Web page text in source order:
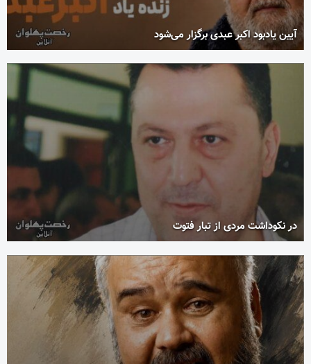
آیین یادبود اکبر عبدی برگزار می‌شود
در نکوداشت مردی از تبار فتوت